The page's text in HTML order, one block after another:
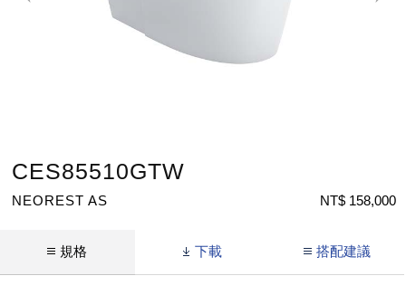
CES85510GTW
NEOREST AS NT$ 158,000
規格 下載 搭配建議